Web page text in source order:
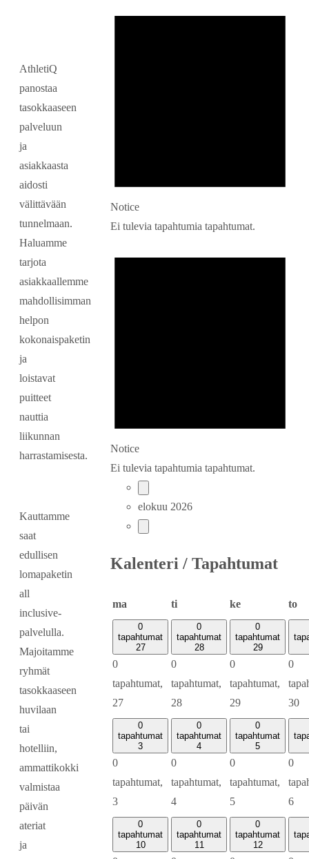
AthletiQ
panostaa
tasokkaaseen
palveluun
ja
asiakkaasta
aidosti
välittävään
tunnelmaan.
Haluamme
tarjota
asiakkaallemme
mahdollisimman
helpon
kokonaispaketin
ja
loistavat
puitteet
nauttia
liikunnan
harrastamisesta.
Kauttamme
saat
edullisen
lomapaketin
all
inclusive-
palvelulla.
Majoitamme
ryhmät
tasokkaaseen
huvilaan
tai
hotelliin,
ammattikokki
valmistaa
päivän
ateriat
ja
Notice
Ei tulevia tapahtumia tapahtumat.
Notice
Ei tulevia tapahtumia tapahtumat.
elokuu 2026
Kalenteri / Tapahtumat
ma maanantai
titiistai kekeskiviikkoto
0
tapahtumat
27
0
tapahtumat,
27
0
tapahtumat
28
0
tapahtumat,
28
0
tapahtumat
29
0
tapahtumat,
29
0
30
0
tapahtumat
3
0
tapahtumat,
3
0
tapahtumat
4
0
tapahtumat,
4
0
tapahtumat
5
0
tapahtumat,
5
0
6
0
tapahtumat
10
0
tapahtumat
11
0
tapahtumat
12